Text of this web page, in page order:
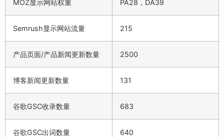
MOZ显示网站权重 PA28，DA39
Semrush显示网站流量 215
产品页面/产品新闻更新数量 2500
博客新闻更新数量 131
谷歌GSC收录数量 683
谷歌GSC出词数量 640